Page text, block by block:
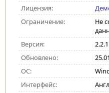
Лицензия:
Ограничение:
Не
Версия:
Обновлено:
ОС:
Интерфейс: